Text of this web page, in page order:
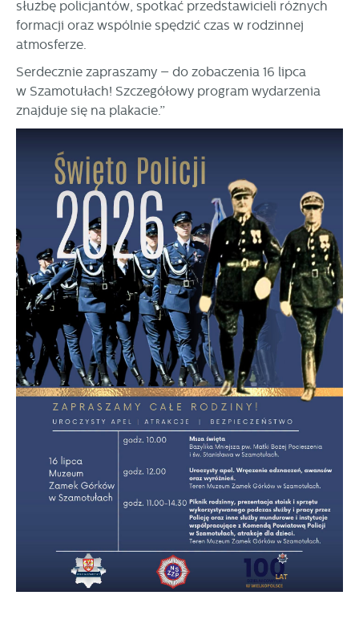
służbę policjantów, spotkać przedstawicieli różnych
formacji oraz wspólnie spędzić czas w rodzinnej
atmosferze.
Serdecznie zapraszamy – do zobaczenia 16 lipca
w Szamotułach! Szczegółowy program wydarzenia
znajduje się na plakacie.”